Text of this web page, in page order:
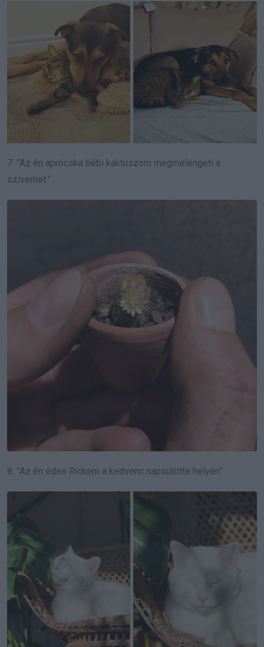
7. ”Az én aprócska bébi kaktuszom megmelengeti a
szívemet.”
8. ”Az én édes Rickem a kedvenc napsütötte helyén”